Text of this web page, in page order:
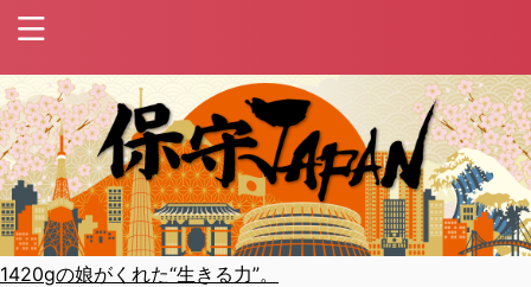
1420gの娘がくれた“生きる力”。